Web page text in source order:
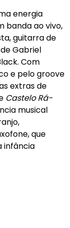
energia
banda ao vivo,
guitarra de
Gabriel
Com
e pelo groove
extras de
Castelo Rá-
musical
que
infância